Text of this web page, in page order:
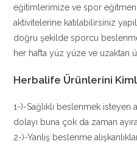
eğitimlerimize ve spor
aktivitelerine katılabilirsiniz
doğru şekilde sporcu
her hafta yüz yüze ve uzaktan
Herbalife Ürünlerini
1-)-Sağlıklı beslenmek
dolayı buna çok da zaman
2-)-Yanlış beslenme